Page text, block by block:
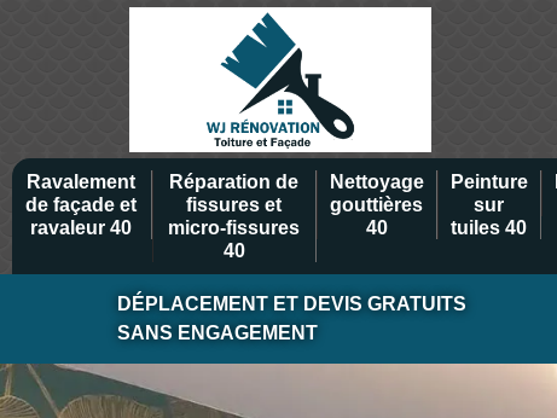
Ravalement
de façade et
ravaleur 40
Réparation de
fissures et
micro-fissures
40
Nettoyage
gouttières
40
Peinture
sur
tuiles 40
DÉPLACEMENT ET DEVIS GRATUITS
SANS ENGAGEMENT